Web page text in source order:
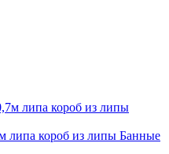
липа короб из липы Банные